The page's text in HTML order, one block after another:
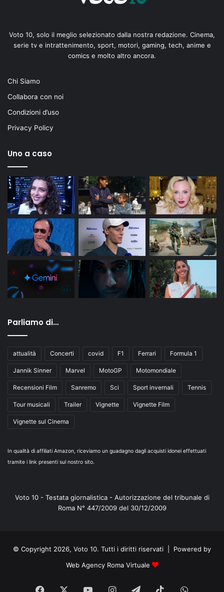
Voto 10, solo il meglio selezionato dalla nostra redazione. Cinema,
serie tv e intrattenimento, sport, motori, gaming, tech, anime e
comics e molto altro ancora.
Chi Siamo
Collabora con noi
Condizioni d’uso
Privacy Policy
Uno a caso
Parliamo di…
attualità Concerti covid F1 Ferrari Formula 1
Jannik Sinner Marvel MotoGP Motomondiale
Recensioni Film Sanremo Sci Sport invernali Tennis
Tour musicali Trailer Vignette Vignette Film
Vignette sul Cinema
In qualità di affiliati Amazon, riceviamo un guadagno dagli acquisti idonei effettuati
tramite i link presenti sul nostro sito.
Voto 10 - Testata giornalistica - Autorizzazione del tribunale di
Roma N° 447/2009 del 30/12/2009
© Copyright 2026, Voto 10. Tutti i diritti riservati | Powered by
Web Agency Roma Virtuale
Facebook You Instagram
TelegramTikTok